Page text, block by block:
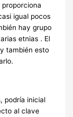
igual pocos
hay grupo
etnias . El
también esto
podría inicial
al clave